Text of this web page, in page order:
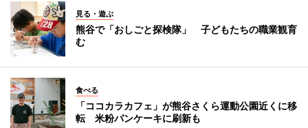
見る・遊ぶ
熊谷で「おしごと探検隊」 子どもたちの職業観育
む
食べる
「ココカラカフェ」が熊谷さくら運動公園近くに移
転 米粉パンケーキに刷新も